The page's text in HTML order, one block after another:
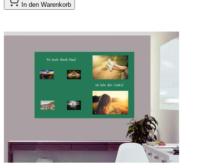
In den Warenkorb